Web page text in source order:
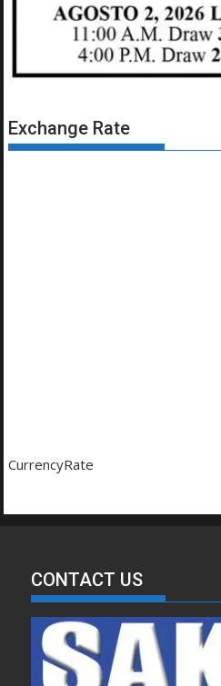
Exchange Rate
CurrencyRate
CONTACT US